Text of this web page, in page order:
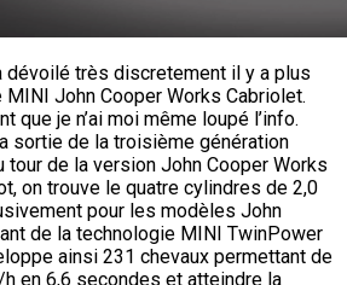
dévoilé très discretement il y a plus
MINI John Cooper Works Cabriolet.
que je n’ai moi même loupé l’info.
sortie de la troisième génération
tour de la version John Cooper Works
on trouve le quatre cylindres de 2,0
pour les modèles John
de la technologie MINI TwinPower
ainsi 231 chevaux permettant de
en 6,6 secondes et atteindre la